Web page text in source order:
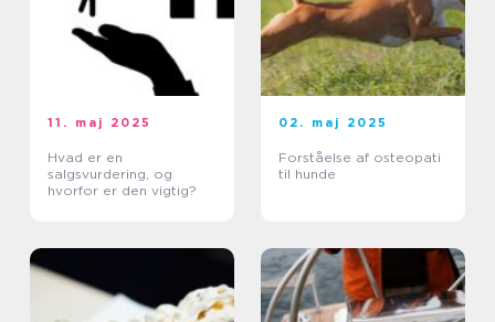
11. maj 2025
Hvad er en
salgsvurdering, og
hvorfor er den vigtig?
02. maj 2025
Forståelse af osteopati
til hunde